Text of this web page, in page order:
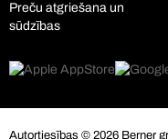
Preču atgriešana un
sūdzības
Autortiesības © 2026 Berner